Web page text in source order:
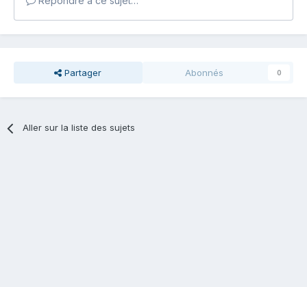
Partager Abonnés 0
Aller sur la liste des sujets